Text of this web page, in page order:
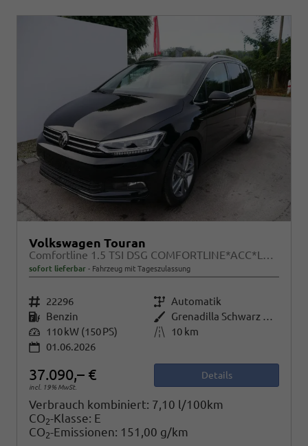
Volkswagen Touran
Comfortline 1.5 TSI DSG COMFORTLINE*ACC*LED*PDC*KAMERA*NAVI*SHZ* 7-SITZER 17-ZOLL
sofort lieferbar Fahrzeug mit Tageszulassung
Fahrzeugnr. 22296 Getriebe Automatik
Kraftstoff Benzin Außenfarbe
Grenadilla Schwarz Metallic
Leistung 110 kW (150 PS) Kilometerstand
10 km
01.06.2026
37.090,– €
incl. 19% MwSt.
Details
Verbrauch kombiniert: 7,10 l/100km
CO2-Klasse: E
CO2-Emissionen: 151,00 g/km